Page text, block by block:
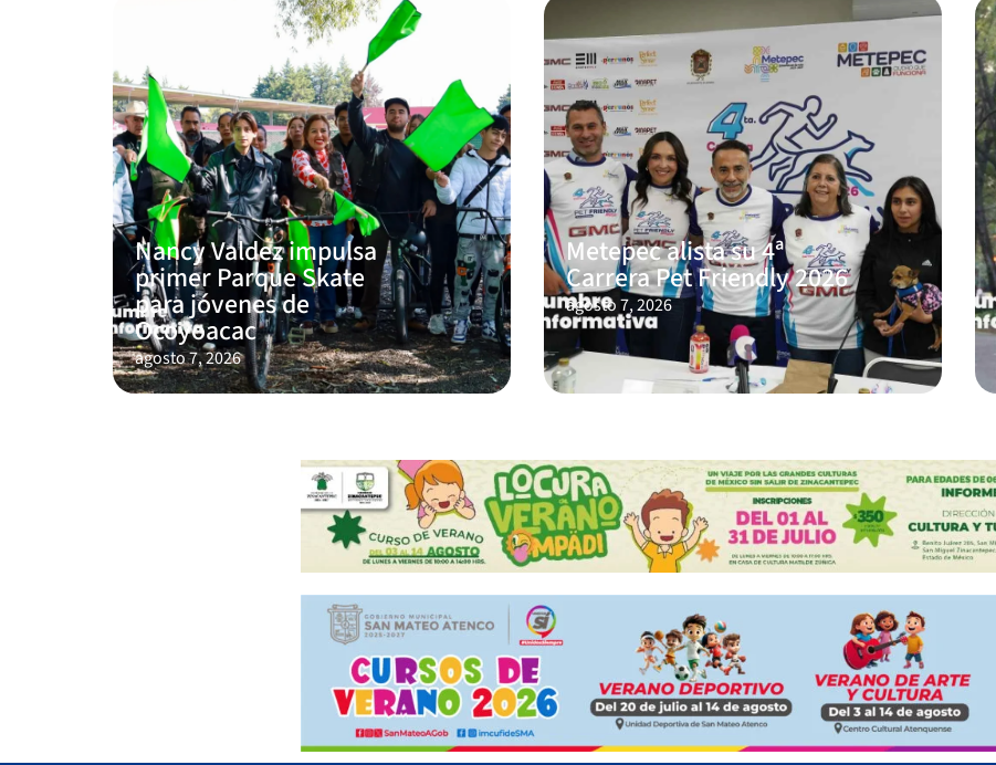
Nancy Valdez impulsa
primer Parque Skate
para jóvenes de
Ocoyoacac
agosto 7, 2026
Metepec alista su 4ª
Carrera Pet Friendly 2026
agosto 7, 2026